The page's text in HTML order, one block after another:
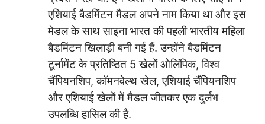
एशियाई बैडमिंटन मैडल अपने नाम किया था और इस
मेडल के साथ साइना भारत की पहली भारतीय महिला
बैडमिंटन खिलाड़ी बनी गई हैं. उन्होंने बैडमिंटन
टूर्नामेंट के प्रतिष्ठित 5 खेलों ओलिंपिक, विश्व
चैंपियनशिप, कॉमनवेल्थ खेल, एशियाई चैंपियनशिप
और एशियाई खेलों में मैडल जीतकर एक दुर्लभ
उपलब्धि हासिल की है.